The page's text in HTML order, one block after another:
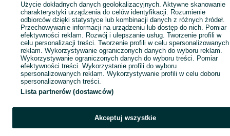
Użycie dokładnych danych geolokalizacyjnych. Aktywne skanowanie
charakterystyki urządzenia do celów identyfikacji. Rozumienie
odbiorców dzięki statystyce lub kombinacji danych z różnych źródeł.
Przechowywanie informacji na urządzeniu lub dostęp do nich. Pomiar
efektywności reklam. Rozwój i ulepszanie usług. Tworzenie profili w
celu personalizacji treści. Tworzenie profili w celu spersonalizowanych
reklam. Wykorzystywanie ograniczonych danych do wyboru reklam.
Wykorzystywanie ograniczonych danych do wyboru treści. Pomiar
efektywności treści. Wykorzystanie profili do wyboru
spersonalizowanych reklam. Wykorzystywanie profili w celu doboru
spersonalizowanych treści.
Lista partnerów (dostawców)
Akceptuj wszystkie